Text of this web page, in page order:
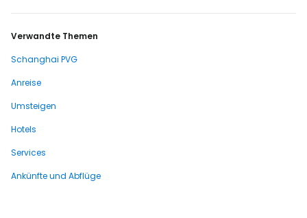
Verwandte Themen
Schanghai PVG
Anreise
Umsteigen
Hotels
Services
Ankünfte und Abflüge